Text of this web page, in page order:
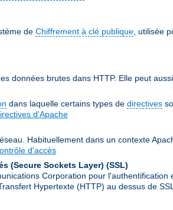
de Chiffrement à clé publique , utilisée
données brutes dans HTTP. Elle peut
dans laquelle certains types de directives
d'Apache
Habituellement dans un contexte
d'accès
(Secure Sockets Layer) (SSL)
Corporation pour
Hypertexte (HTTP) au dessus de SSL.